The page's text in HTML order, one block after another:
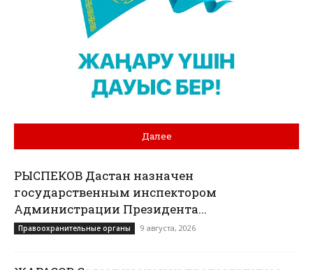
Далее
РЫСПЕКОВ Дастан назначен
государственным инспектором
Администрации Президента...
Правоохранительные органы 9 августа, 2026